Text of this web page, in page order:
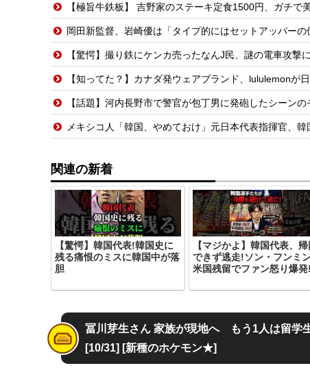
【極旨牛鉄板】 吉野家のステーキ定食1500円、ガチで
岡田新監督、岩崎優は「タイプ的にはセットアッパー
【驚愕】撮り鉄にケンカ売ったなんJ民、謎の電車攻撃
【知ってた？】カナダ発ウェアブランド、lululemonが
【話題】河内長野市で警官が包丁男に発砲したシーンの
メキシコ人「韓国、やめておけ」元日本代表指揮官、
関連の新着
【驚愕】韓国代表!韓国史に
残る痛恨のミスに韓国中が落
胆
【マジかよ】韓国代表、帰
できず逃走!ソン・フンミ
米国残留でファン怒り爆発!
冨川芽生さん 家族が現地へ もう1人は留学
[10/31] [新種のホケモン★]